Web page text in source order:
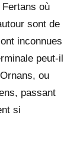
où
sont de
inconnues
peut-il
ou
passant
si